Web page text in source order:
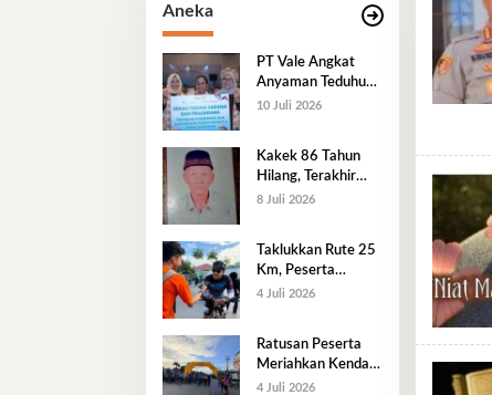
Aneka
PT Vale Angkat
Anyaman Teduhu
Luwu Timur ke
Apresiasi
10 Juli 2026
Kakek 86 Tahun
Hilang, Terakhir
Terlihat di Lawata
8 Juli 2026
​Taklukkan Rute 25
Km, Peserta
Perwakilan
Kendari Pos Fun
Bike 2026
4 Juli 2026
Ratusan Peserta
Meriahkan Kendari
Pos Fun Bike 2026,
4 Juli 2026